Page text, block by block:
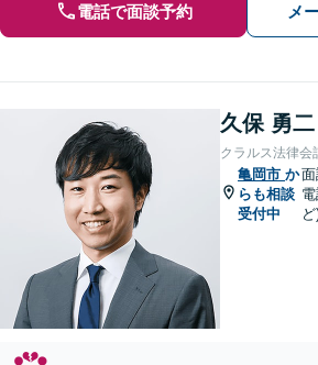
電話で面談予約 メ
久保 勇二
クラルス法律会
亀岡市 か
らも相談
受付中
面